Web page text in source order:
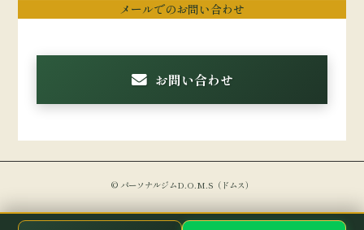
メールでのお問い合わせ
お問い合わせ
© パーソナルジムD.O.M.S（ドムス）